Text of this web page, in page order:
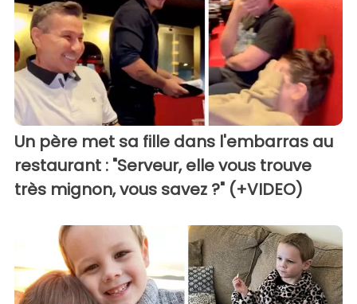
Un père met sa fille dans l'embarras au
restaurant : "Serveur, elle vous trouve
très mignon, vous savez ?" (+VIDEO)